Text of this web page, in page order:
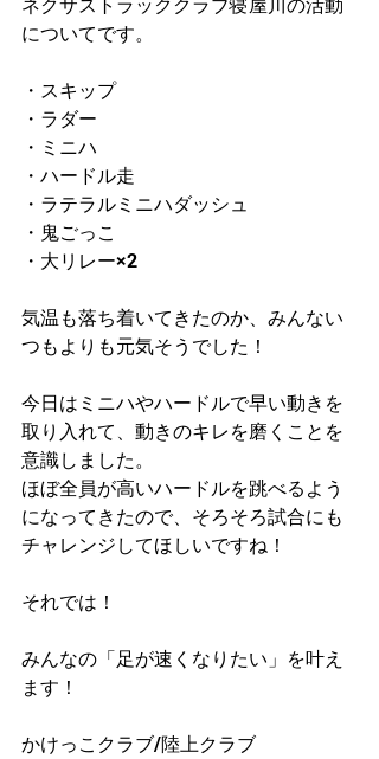
ネクサストラッククラブ寝屋川の活動
についてです。
・スキップ
・ラダー
・ミニハ
・ハードル走
・ラテラルミニハダッシュ
・鬼ごっこ
・大リレー×2
気温も落ち着いてきたのか、みんない
つもよりも元気そうでした！
今日はミニハやハードルで早い動きを
取り入れて、動きのキレを磨くことを
意識しました。
ほぼ全員が高いハードルを跳べるよう
になってきたので、そろそろ試合にも
チャレンジしてほしいですね！
それでは！
みんなの「足が速くなりたい」を叶え
ます！
かけっこクラブ/陸上クラブ